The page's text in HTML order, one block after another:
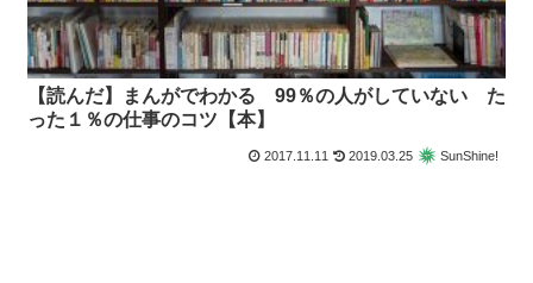
【読んだ】まんがでわかる 99％の人がしていない た
った１％の仕事のコツ【本】
2017.11.11 2019.03.25 SunShine!